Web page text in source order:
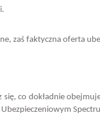
zaś faktyczna oferta
co dokładnie